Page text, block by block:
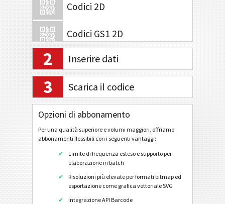
Codici 2D
Codici GS1 2D
Attività bancarie e pagamenti
Mobile Tagging
Codice QR
Data Matrix
Aztec
Collegamento URL
Chiama un numero telefonico
Invia un SMS
2 Inserire dati
3 Scarica il codice
Opzioni di abbonamento
Per una qualità superiore e volumi maggiori, offriamo
abbonamenti flessibili con i seguenti vantaggi:
Limite di frequenza esteso e supporto per
elaborazione in batch
Risoluzioni più elevate per formati bitmap ed
esportazione come grafica vettoriale SVG
Integrazione API Barcode